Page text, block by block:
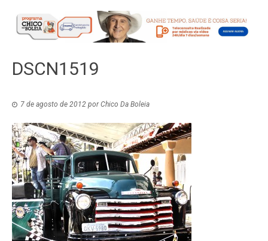
DSCN1519
7 de agosto de 2012 porChico Da Boleia